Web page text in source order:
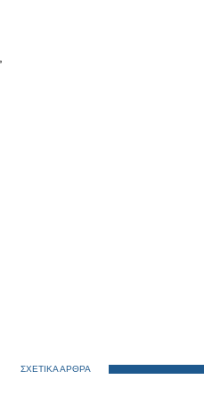
ΣΧΕΤΙΚΑ ΑΡΘΡΑ